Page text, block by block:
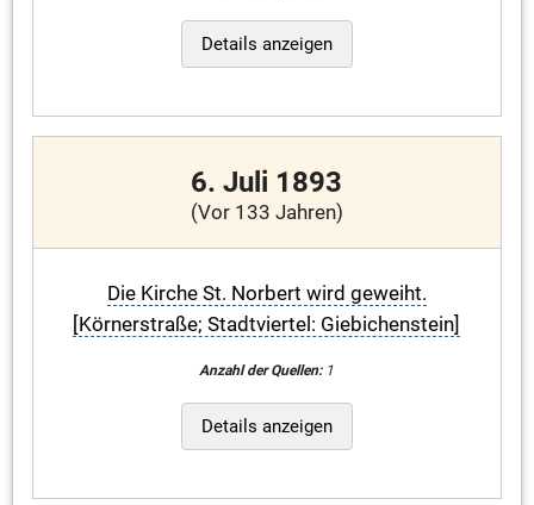
Details anzeigen
6. Juli 1893
(Vor 133 Jahren)
Die Kirche St. Norbert wird geweiht.
[Körnerstraße; Stadtviertel: Giebichenstein]
Anzahl der Quellen:1
Details anzeigen